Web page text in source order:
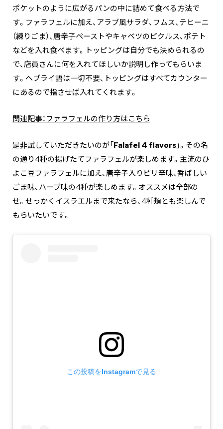
ポケットのように広がるパンの中に詰めて食べる方法で
す。ファラフェルに加え、アラブ風サラダ、フムス、テヒーニ
（練りごま）、唐辛子ペーストやキャベツのピクルス、ポテト
などを入れ食べます。トッピングは自分でも決められるの
で、店員さんに何を入れてほしいか説明し作ってもらいま
す。ヘブライ語は一切不要、トッピングはすべてカウンター
にあるので指させば入れてくれます。
関連記事：ファラフェルの作り方はこちら
是非試していただきたいのが「Falafel 4 flavors 」。その名
の通り4種の揚げたてファラフェルが楽しめます。主流のひ
よこ豆ファラフェルに加え、唐辛子入りピリ辛味、香ばしい
ごま味、ハーブ味の4種が楽しめます。オススメは全部の
せ。せっかくイスラエルまで来たなら、4種類とも楽しんで
もらいたいです。
この投稿をInstagramで見る